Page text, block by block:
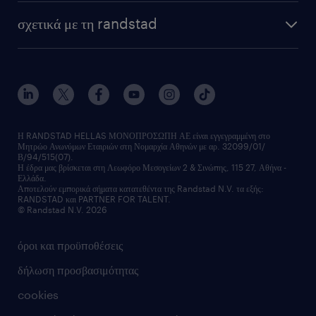
webinars
εκπαίδευση εργαζομένων
υπηρεσίες inhouse
υπηρεσίες redeployment
workforce insights
επικοινώνησε μαζί μας
employer brand
σχετικά με τη randstad
τα γραφεία μας
δελτία τύπου
οικονομικά στοιχεία
επικοινώνησε μαζί μας
όροι και προϋποθέσεις
δήλωση προσβασιμότητας
cookies
Η RANDSTAD HELLAS ΜΟΝΟΠΡΟΣΩΠΗ ΑΕ είναι εγγεγραμμένη στο
Μητρώο Ανωνύμων Εταιριών στη Νομαρχία Αθηνών με αρ. 32099/01/
Β/94/515(07).
Η έδρα μας βρίσκεται στη Λεωφόρο Μεσογείων 2 & Σινώπης, 115 27, Αθήνα -
Ελλάδα.
Αποτελούν εμπορικά σήματα κατατεθέντα της Randstad N.V. τα εξής:
RANDSTAD και PARTNER FOR TALENT.
© Randstad N.V. 2026